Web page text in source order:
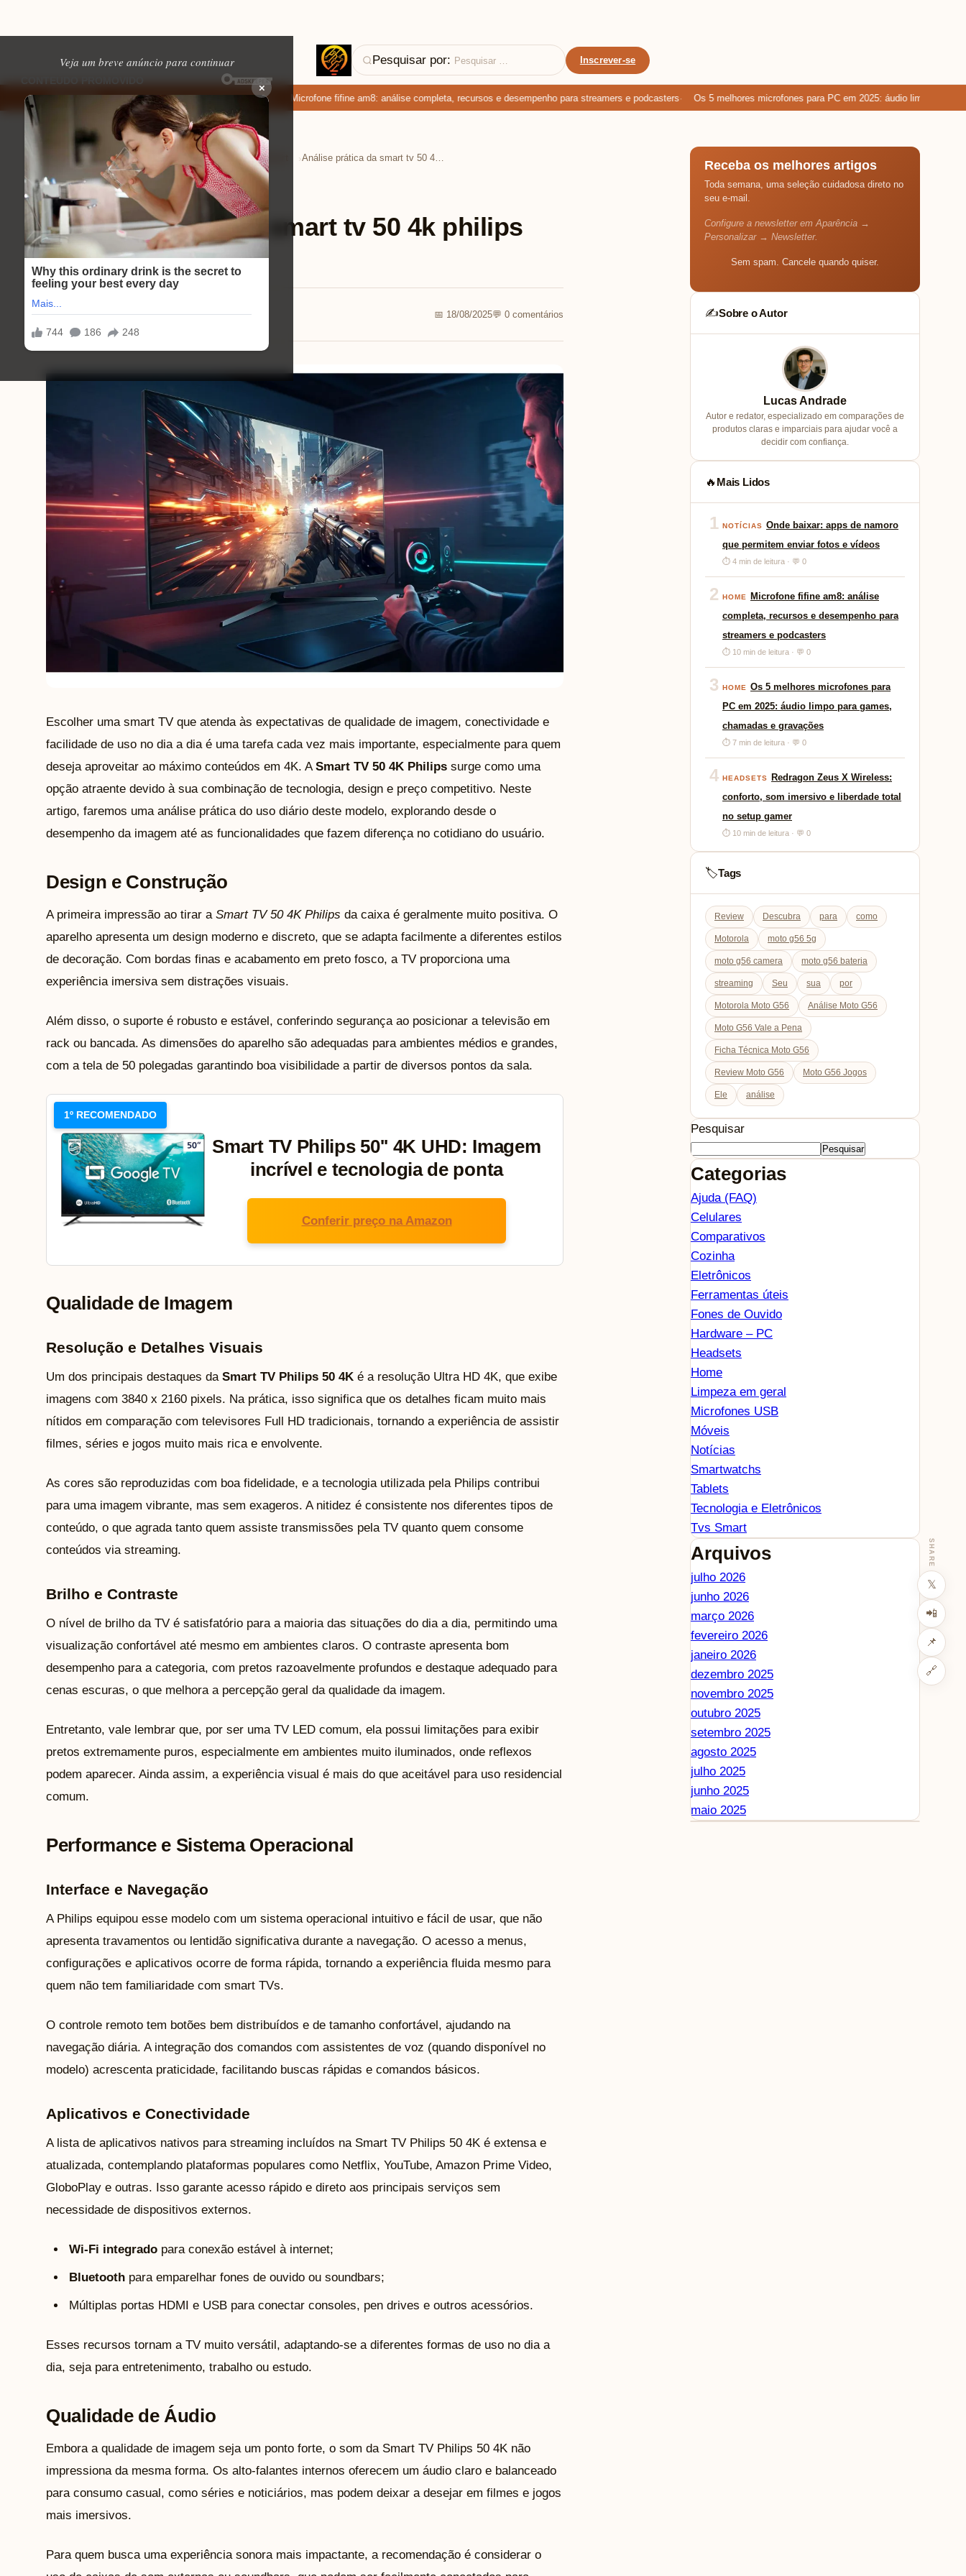
Veja um breve anúncio para continuar
×
SHARE
𝕏
📲
📌
🔗
Pesquisar por: Inscrever-se
EM ALTA
baixar: apps de namoro que permitem enviar fotos e vídeos Microfone fifine am8: análise completa, recursos e desempenho para streamers e podcasters Os 5 melhores microfones para PC em 2025: áudio limpo para
Tecnologia e Eletrônicos Tvs Smart ›
Tvs Smart ⏱ 11 min de leitura
Análise prática da smart tv 50 4k philips
em uso diário
📅 18/08/2025💬 0 comentários
Escolher uma smart TV que atenda às expectativas de qualidade de imagem, conectividade e
facilidade de uso no dia a dia é uma tarefa cada vez mais importante, especialmente para quem
deseja aproveitar ao máximo conteúdos em 4K. ASmart TV 50 4K Philips surge como uma
opção atraente devido à sua combinação de tecnologia, design e preço competitivo. Neste
artigo, faremos uma análise prática do uso diário deste modelo, explorando desde o
desempenho da imagem até as funcionalidades que fazem diferença no cotidiano do usuário.
Design e Construção
A primeira impressão ao tirar a Smart TV 50 4K Philips da caixa é geralmente muito positiva. O
aparelho apresenta um design moderno e discreto, que se adapta facilmente a diferentes estilos
de decoração. Com bordas finas e acabamento em preto fosco, a TV proporciona uma
experiência imersiva sem distrações visuais.
Além disso, o suporte é robusto e estável, conferindo segurança ao posicionar a televisão em
rack ou bancada. As dimensões do aparelho são adequadas para ambientes médios e grandes,
com a tela de 50 polegadas garantindo boa visibilidade a partir de diversos pontos da sala.
1º RECOMENDADO
Smart TV Philips 50'' 4K UHD: Imagem
incrível e tecnologia de ponta
Conferir preço na Amazon
Qualidade de Imagem
Resolução e Detalhes Visuais
Um dos principais destaques da Smart TV Philips 50 4K é a resolução Ultra HD 4K, que exibe
imagens com 3840 x 2160 pixels. Na prática, isso significa que os detalhes ficam muito mais
nítidos em comparação com televisores Full HD tradicionais, tornando a experiência de assistir
filmes, séries e jogos muito mais rica e envolvente.
As cores são reproduzidas com boa fidelidade, e a tecnologia utilizada pela Philips contribui
para uma imagem vibrante, mas sem exageros. A nitidez é consistente nos diferentes tipos de
conteúdo, o que agrada tanto quem assiste transmissões pela TV quanto quem consome
conteúdos via streaming.
Brilho e Contraste
O nível de brilho da TV é satisfatório para a maioria das situações do dia a dia, permitindo uma
visualização confortável até mesmo em ambientes claros. O contraste apresenta bom
desempenho para a categoria, com pretos razoavelmente profundos e destaque adequado para
cenas escuras, o que melhora a percepção geral da qualidade da imagem.
Entretanto, vale lembrar que, por ser uma TV LED comum, ela possui limitações para exibir
pretos extremamente puros, especialmente em ambientes muito iluminados, onde reflexos
podem aparecer. Ainda assim, a experiência visual é mais do que aceitável para uso residencial
comum.
Performance e Sistema Operacional
Interface e Navegação
A Philips equipou esse modelo com um sistema operacional intuitivo e fácil de usar, que não
apresenta travamentos ou lentidão significativa durante a navegação. O acesso a menus,
configurações e aplicativos ocorre de forma rápida, tornando a experiência fluida mesmo para
quem não tem familiaridade com smart TVs.
O controle remoto tem botões bem distribuídos e de tamanho confortável, ajudando na
navegação diária. A integração dos comandos com assistentes de voz (quando disponível no
modelo) acrescenta praticidade, facilitando buscas rápidas e comandos básicos.
Aplicativos e Conectividade
A lista de aplicativos nativos para streaming incluídos na Smart TV Philips 50 4K é extensa e
atualizada, contemplando plataformas populares como Netflix, YouTube, Amazon Prime Video,
GloboPlay e outras. Isso garante acesso rápido e direto aos principais serviços sem
necessidade de dispositivos externos.
Wi-Fi integrado para conexão estável à internet;
Bluetooth para emparelhar fones de ouvido ou soundbars;
Múltiplas portas HDMI e USB para conectar consoles, pen drives e outros acessórios.
Esses recursos tornam a TV muito versátil, adaptando-se a diferentes formas de uso no dia a
dia, seja para entretenimento, trabalho ou estudo.
Qualidade de Áudio
Embora a qualidade de imagem seja um ponto forte, o som da Smart TV Philips 50 4K não
impressiona da mesma forma. Os alto-falantes internos oferecem um áudio claro e balanceado
para consumo casual, como séries e noticiários, mas podem deixar a desejar em filmes e jogos
mais imersivos.
Para quem busca uma experiência sonora mais impactante, a recomendação é considerar o
Receba os melhores artigos
Toda semana, uma seleção cuidadosa direto no
seu e-mail.
Configure a newsletter em Aparência →
Personalizar → Newsletter.
Sem spam. Cancele quando quiser.
✍️Sobre o Autor
Lucas Andrade
Autor e redator, especializado em comparações de
produtos claras e imparciais para ajudar você a
decidir com confiança.
🔥 Mais Lidos
1 NOTÍCIAS Onde baixar: apps de namoro
que permitem enviar fotos e vídeos
⏱ 4 min de leitura · 💬 0
2 HOME
Microfone fifine am8: análise
completa, recursos e desempenho para
streamers e podcasters
⏱ 10 min de leitura · 💬 0
3 HOME
Os 5 melhores microfones para
PC em 2025: áudio limpo para games,
chamadas e gravações
⏱ 7 min de leitura · 💬 0
4 HEADSETS
Redragon Zeus X Wireless:
conforto, som imersivo e liberdade total
no setup gamer
⏱ 10 min de leitura · 💬 0
🏷️Tags
Review Descubra para como
Motorola moto g56 5g
moto g56 camera moto g56 bateria
streaming Seu sua por
Motorola Moto G56 Análise Moto G56
Moto G56 Vale a Pena
Ficha Técnica Moto G56
Review Moto G56 Moto G56 Jogos
Ele análise
Pesquisar
Pesquisar
Categorias
Ajuda (FAQ)
Celulares
Comparativos
Cozinha
Eletrônicos
Ferramentas úteis
Fones de Ouvido
Hardware – PC
Headsets
Home
Limpeza em geral
Microfones USB
Móveis
Notícias
Smartwatchs
Tablets
Tecnologia e Eletrônicos
Tvs Smart
Arquivos
julho 2026
junho 2026
março 2026
fevereiro 2026
janeiro 2026
dezembro 2025
novembro 2025
outubro 2025
setembro 2025
agosto 2025
julho 2025
junho 2025
maio 2025